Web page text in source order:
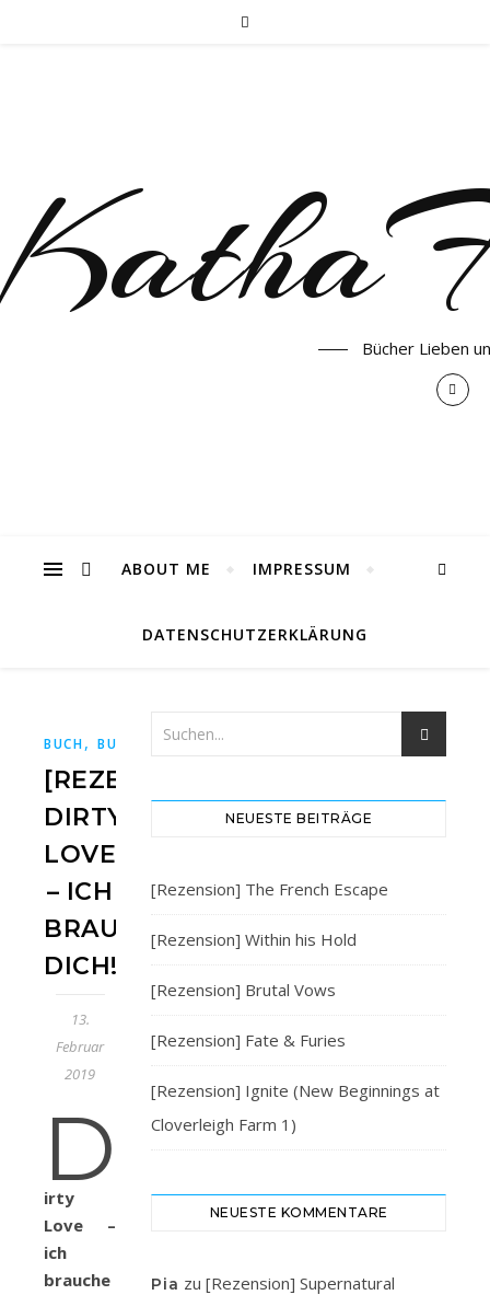
Bücher Lieben
ABOUT ME IMPRESSUM
DATENSCHUTZERKLÄRUNG
BUCH, BUCHBLOG, BÜCHER
[REZENSION]
DIRTY
LOVE
– ICH
BRAUCHE
DICH!
13.
Februar
2019
D
irty
Love –
ich
brauche
NEUESTE BEITRÄGE
[Rezension] The French Escape
[Rezension] Within his Hold
[Rezension] Brutal Vows
[Rezension] Fate & Furies
[Rezension] Ignite (New Beginnings at
Cloverleigh Farm 1)
NEUESTE KOMMENTARE
Pia zu [Rezension] Supernatural